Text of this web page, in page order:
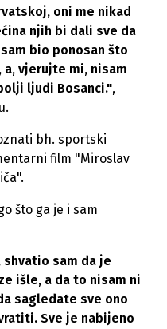
oni me nikad
njih bi dali sve da
bio ponosan što
a, vjerujte mi, nisam
ljudi Bosanci.",
bh. sportski
film "Miroslav
što ga je i sam
shvatio sam da je
išle, a da to nisam ni
sagledate sve ono
Sve je nabijeno